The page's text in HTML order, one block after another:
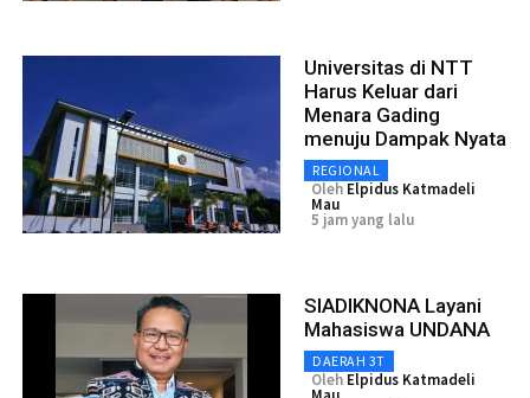
Universitas di NTT
Harus Keluar dari
Menara Gading
menuju Dampak Nyata
REGIONAL
Oleh Elpidus Katmadeli
Mau
5 jam yang lalu
SIADIKNONA Layani
Mahasiswa UNDANA
DAERAH 3T
Oleh Elpidus Katmadeli